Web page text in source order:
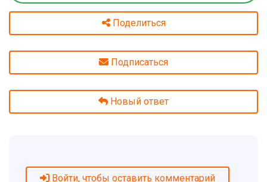
Поделиться
Подписаться
Новый ответ
Войти, чтобы оставить комментарий